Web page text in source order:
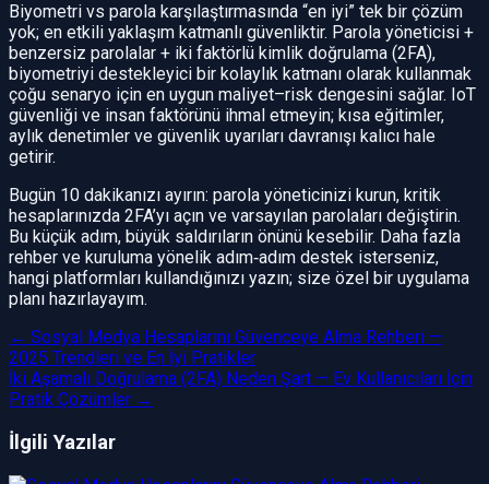
Biyometri vs parola karşılaştırmasında “en iyi” tek bir çözüm
yok; en etkili yaklaşım katmanlı güvenliktir. Parola yöneticisi +
benzersiz parolalar + iki faktörlü kimlik doğrulama (2FA),
biyometriyi destekleyici bir kolaylık katmanı olarak kullanmak
çoğu senaryo için en uygun maliyet–risk dengesini sağlar. IoT
güvenliği ve insan faktörünü ihmal etmeyin; kısa eğitimler,
aylık denetimler ve güvenlik uyarıları davranışı kalıcı hale
getirir.
Bugün 10 dakikanızı ayırın: parola yöneticinizi kurun, kritik
hesaplarınızda 2FA’yı açın ve varsayılan parolaları değiştirin.
Bu küçük adım, büyük saldırıların önünü kesebilir. Daha fazla
rehber ve kuruluma yönelik adım‑adım destek isterseniz,
hangi platformları kullandığınızı yazın; size özel bir uygulama
planı hazırlayayım.
← Sosyal Medya Hesaplarını Güvenceye Alma Rehberi —
2025 Trendleri ve En İyi Pratikler
İki Aşamalı Doğrulama (2FA) Neden Şart — Ev Kullanıcıları İçin
Pratik Çözümler →
İlgili Yazılar